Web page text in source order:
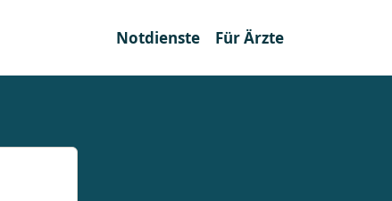
Notdienste Für Ärzte